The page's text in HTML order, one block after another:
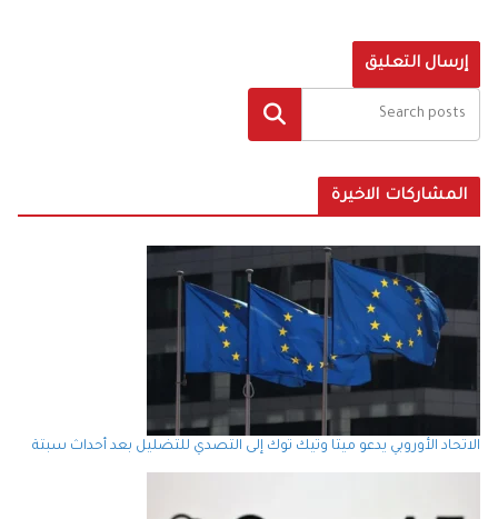
البحث
المشاركات الاخيرة
الاتحاد الأوروبي يدعو ميتا وتيك توك إلى التصدي للتضليل بعد أحداث سبتة